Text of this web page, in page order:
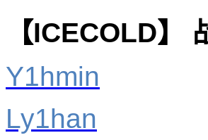
【ICECOLD】
Y1hmin
Ly1han